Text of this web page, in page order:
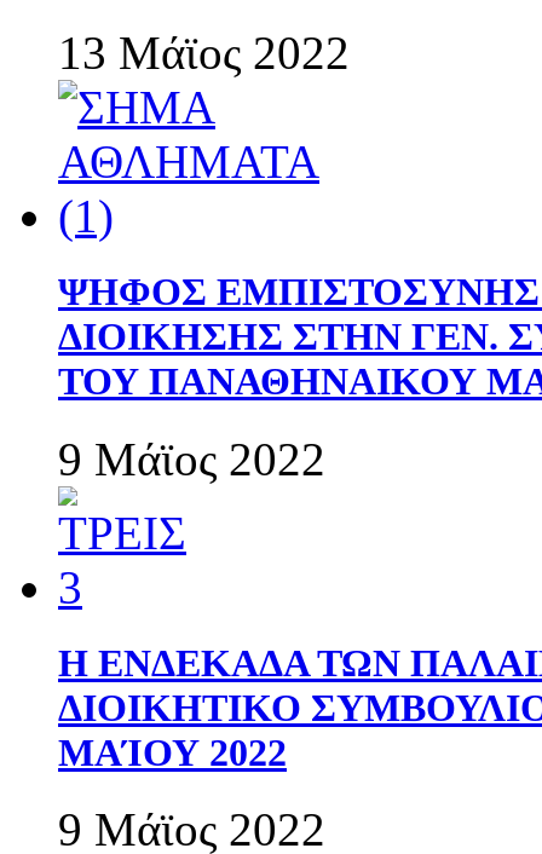
13 Μάϊος 2022
ΨΗΦΟΣ
ΔΙΟΙΚΗΣΗΣ ΣΤΗΝ ΓΕΝ.
ΤΟΥ ΠΑΝΑΘΗΝΑΙΚΟΥ
9 Μάϊος 2022
Η ΕΝΔΕΚΑΔΑ ΤΩΝ
ΔΙΟΙΚΗΤΙΚΟ
ΜΑΊΟΥ 2022
9 Μάϊος 2022